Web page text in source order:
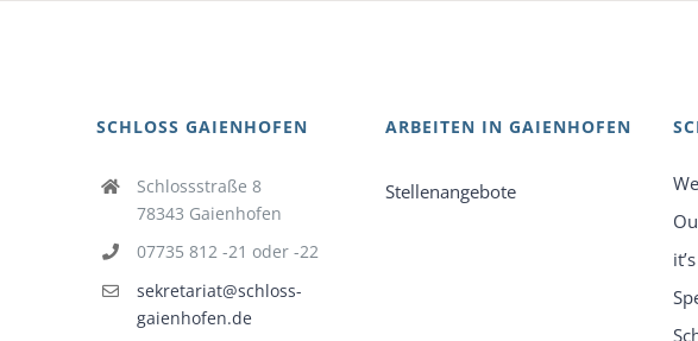
SCHLOSS GAIENHOFEN
Schlossstraße 8
78343 Gaienhofen
07735 812 -21 oder -22
sekretariat@schloss-
gaienhofen.de
ARBEITEN IN GAIENHOFEN
Stellenangebote